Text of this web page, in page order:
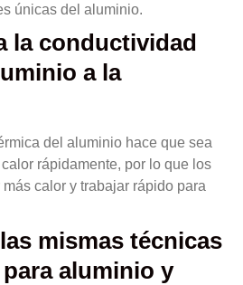
únicas del aluminio.
la conductividad
a la
del aluminio hace que sea
rápidamente, por lo que los
calor y trabajar rápido para
mismas técnicas
aluminio y